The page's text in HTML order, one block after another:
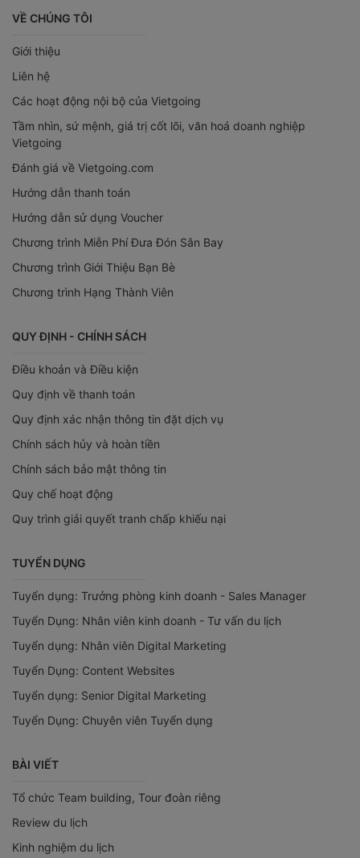
VỀ CHÚNG TÔI
Giới thiệu
Liên hệ
Các hoạt động nội bộ của Vietgoing
Tầm nhìn, sứ mệnh, giá trị cốt lõi, văn hoá doanh nghiệp
Vietgoing
Đánh giá về Vietgoing.com
Hướng dẫn thanh toán
Hướng dẫn sử dụng Voucher
Chương trình Miễn Phí Đưa Đón Sân Bay
Chương trình Giới Thiệu Bạn Bè
Chương trình Hạng Thành Viên
QUY ĐỊNH - CHÍNH SÁCH
Điều khoản và Điều kiện
Quy định về thanh toán
Quy định xác nhận thông tin đặt dịch vụ
Chính sách hủy và hoàn tiền
Chính sách bảo mật thông tin
Quy chế hoạt động
Quy trình giải quyết tranh chấp khiếu nại
TUYỂN DỤNG
Tuyển dụng: Trưởng phòng kinh doanh - Sales Manager
Tuyển Dụng: Nhân viên kinh doanh - Tư vấn du lịch
Tuyển dụng: Nhân viên Digital Marketing
Tuyển Dụng: Content Websites
Tuyển dụng: Senior Digital Marketing
Tuyển Dụng: Chuyên viên Tuyển dụng
BÀI VIẾT
Tổ chức Team building, Tour đoàn riêng
Review du lịch
Kinh nghiệm du lịch